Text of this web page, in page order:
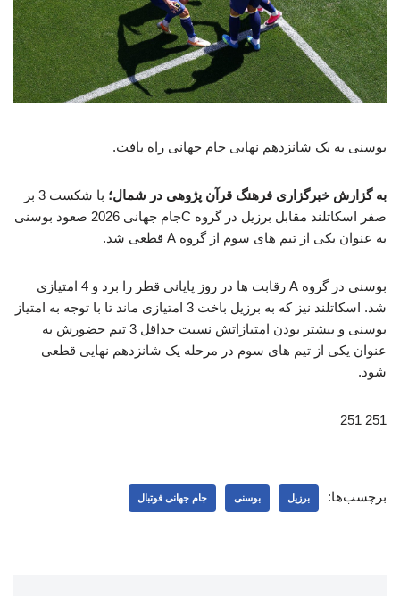
بوسنی به یک شانزدهم نهایی جام جهانی راه یافت.
به گزارش خبرگزاری فرهنگ قرآن پژوهی در شمال؛
با شکست 3 بر
صفر اسکاتلند مقابل برزیل در گروه C‌جام جهانی 2026 صعود بوسنی
به عنوان یکی از تیم های سوم از گروه A‌ قطعی شد.
بوسنی در گروه A‌ رقابت ها در روز پایانی قطر را برد و 4 امتیازی
شد. اسکاتلند نیز که به برزیل باخت 3 امتیازی ماند تا با توجه به امتیاز
بوسنی و بیشتر بودن امتیازاتش نسبت حداقل 3 تیم حضورش به
عنوان یکی از تیم های سوم در مرحله یک شانزدهم نهایی قطعی
شود.
251 251
برچسب‌ها: برزیل بوسنی جام جهانی فوتبال